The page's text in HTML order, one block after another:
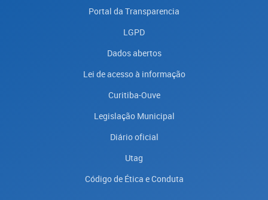
Portal da Transparencia
LGPD
Dados abertos
Lei de acesso à informação
Curitiba-Ouve
Legislação Municipal
Diário oficial
Utag
Código de Ética e Conduta